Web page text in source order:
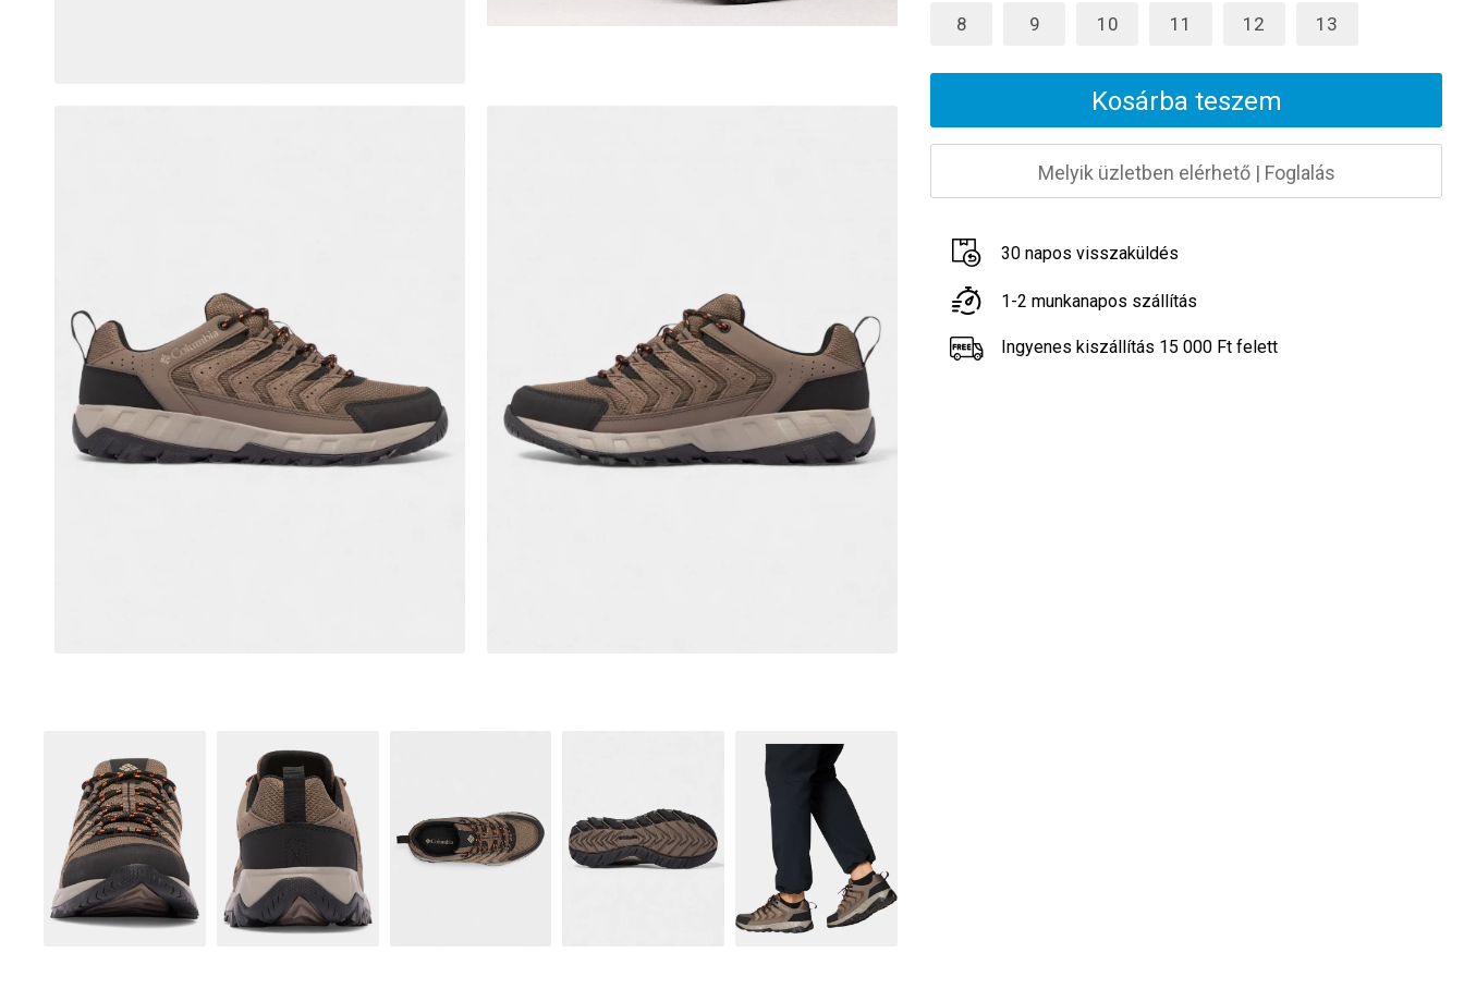
8 9 10 11 12 13
Kosárba teszem
Melyik üzletben elérhető| Foglalás
30 napos visszaküldés
1-2 munkanapos szállítás
Ingyenes kiszállítás 15 000 Ft felett